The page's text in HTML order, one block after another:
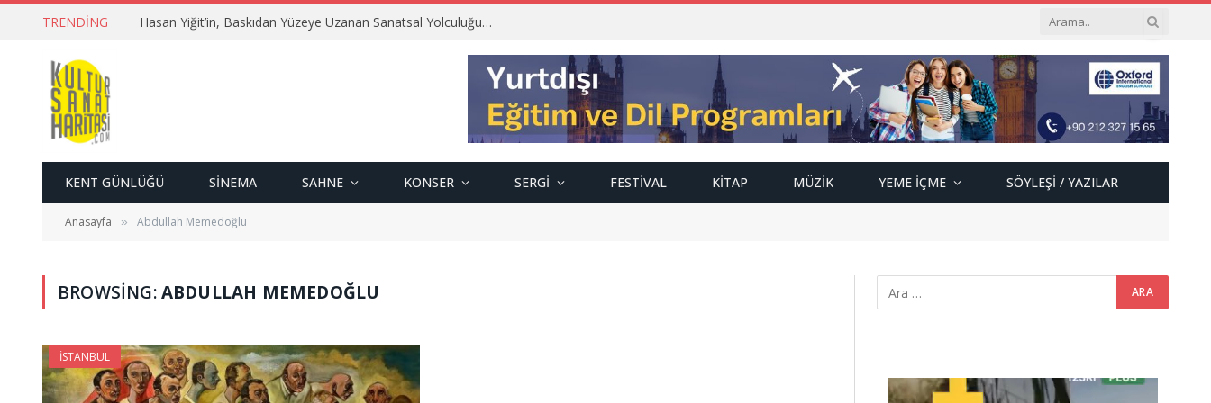
TRENDING Hasan Yiğit’in, Baskıdan Yüzeye Uzanan Sanatsal Yolculuğu…
KENT GÜNLÜĞÜ SINEMA SAHNE KONSER SERGI FESTIVAL KITAP MÜZIK YEME İÇME SÖYLEŞI / YAZILAR
Anasayfa » Abdullah Memedoğlu
BROWSING:ABDULLAH MEMEDOĞLU
İSTANBUL
Video